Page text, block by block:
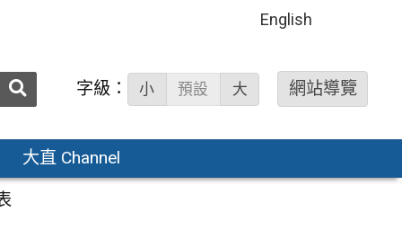
English
送出 字級： 小 預設 大 網站導覽
大直 Channel